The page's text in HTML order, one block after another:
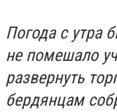
Погода с утра
не помешало
развернуть
бердянцам